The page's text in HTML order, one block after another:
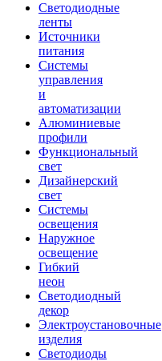
Светодиодные
ленты
Источники
питания
Системы
управления
и
автоматизации
Алюминиевые
профили
Функциональный
свет
Дизайнерский
свет
Системы
освещения
Наружное
освещение
Гибкий
неон
Светодиодный
декор
Электроустановочные
изделия
Светодиоды